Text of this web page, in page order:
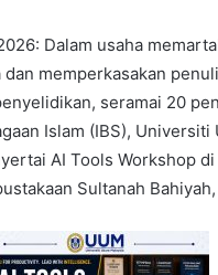
Dalam usaha
memperkasakan
seramai 20
Islam (IBS), Universiti
AI Tools Workshop
Sultanah